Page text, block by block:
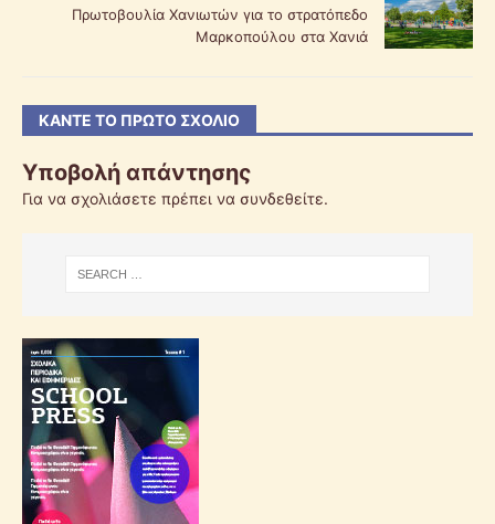
Πρωτοβουλία Χανιωτών για το στρατόπεδο
Μαρκοπούλου στα Χανιά
ΚΆΝΤΕ ΤΟ ΠΡΏΤΟ ΣΧΌΛΙΟ
Υποβολή απάντησης
Για να σχολιάσετε πρέπει να συνδεθείτε.